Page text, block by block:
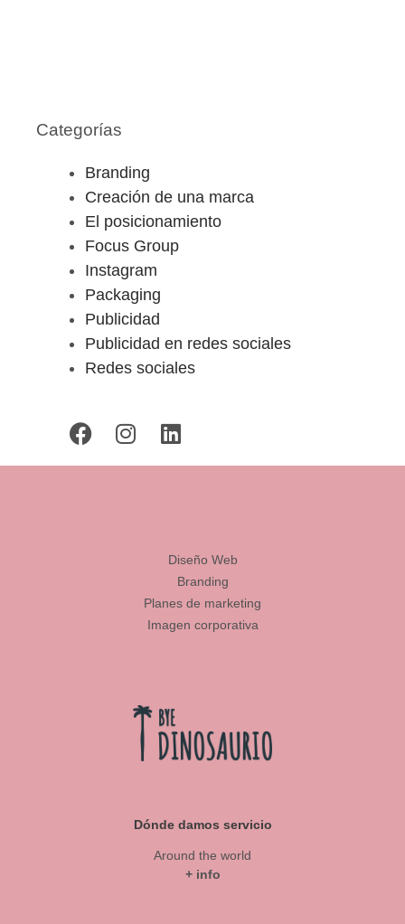
Categorías
Branding
Creación de una marca
El posicionamiento
Focus Group
Instagram
Packaging
Publicidad
Publicidad en redes sociales
Redes sociales
Diseño Web
Branding
Planes de marketing
Imagen corporativa
Dónde damos servicio
Around the world
+ info